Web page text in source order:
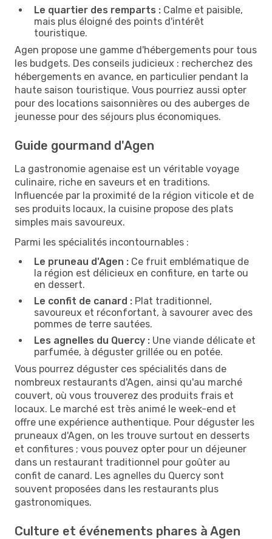
Le quartier des remparts : Calme et paisible,
mais plus éloigné des points d'intérêt
touristique.
Agen propose une gamme d'hébergements pour tous
les budgets. Des conseils judicieux : recherchez des
hébergements en avance, en particulier pendant la
haute saison touristique. Vous pourriez aussi opter
pour des locations saisonnières ou des auberges de
jeunesse pour des séjours plus économiques.
Guide gourmand d'Agen
La gastronomie agenaise est un véritable voyage
culinaire, riche en saveurs et en traditions.
Influencée par la proximité de la région viticole et de
ses produits locaux, la cuisine propose des plats
simples mais savoureux.
Parmi les spécialités incontournables :
Le pruneau d'Agen : Ce fruit emblématique de
la région est délicieux en confiture, en tarte ou
en dessert.
Le confit de canard : Plat traditionnel,
savoureux et réconfortant, à savourer avec des
pommes de terre sautées.
Les agnelles du Quercy : Une viande délicate et
parfumée, à déguster grillée ou en potée.
Vous pourrez déguster ces spécialités dans de
nombreux restaurants d'Agen, ainsi qu'au marché
couvert, où vous trouverez des produits frais et
locaux. Le marché est très animé le week-end et
offre une expérience authentique. Pour déguster les
pruneaux d'Agen, on les trouve surtout en desserts
et confitures ; vous pouvez opter pour un déjeuner
dans un restaurant traditionnel pour goûter au
confit de canard. Les agnelles du Quercy sont
souvent proposées dans les restaurants plus
gastronomiques.
Culture et événements phares à Agen